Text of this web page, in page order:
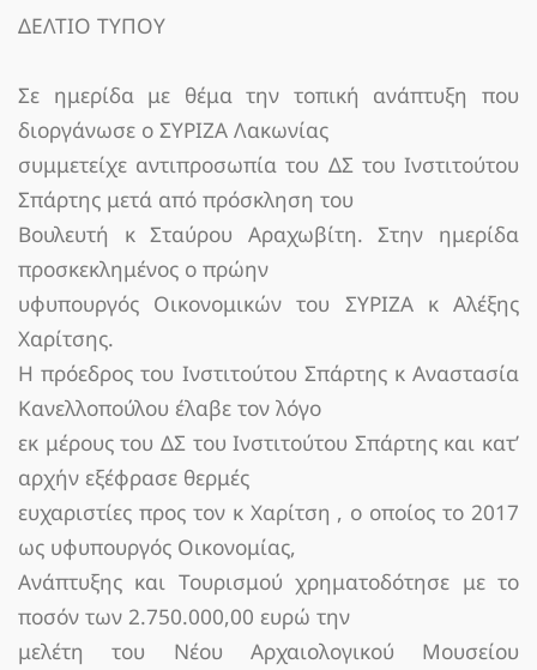
ΔΕΛΤΙΟ ΤΥΠΟΥ
Σε ημερίδα με θέμα την τοπική ανάπτυξη που
διοργάνωσε ο ΣΥΡΙΖΑ Λακωνίας
συμμετείχε αντιπροσωπία του ΔΣ του Ινστιτούτου
Σπάρτης μετά από πρόσκληση του
Βουλευτή κ Σταύρου Αραχωβίτη. Στην ημερίδα
προσκεκλημένος ο πρώην
υφυπουργός Οικονομικών του ΣΥΡΙΖΑ κ Αλέξης
Χαρίτσης.
Η πρόεδρος του Ινστιτούτου Σπάρτης κ Αναστασία
Κανελλοπούλου έλαβε τον λόγο
εκ μέρους του ΔΣ του Ινστιτούτου Σπάρτης και κατ’
αρχήν εξέφρασε θερμές
ευχαριστίες προς τον κ Χαρίτση , ο οποίος το 2017
ως υφυπουργός Οικονομίας,
Ανάπτυξης και Τουρισμού χρηματοδότησε με το
ποσόν των 2.750.000,00 ευρώ την
μελέτη του Νέου Αρχαιολογικού Μουσείου